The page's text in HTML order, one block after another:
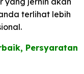
terlihat lebih
Persyaratan